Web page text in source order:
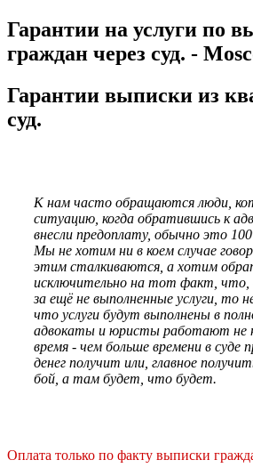
Гарантии на услуги по
граждан через суд. -
Гарантии выписки из
суд.
К нам часто обращаются люди,
ситуацию, когда обратившись к
внесли предоплату, обычно это
Мы не хотим ни в коем случае
этим сталкиваются, а хотим
исключительно на тот факт, что,
за ещё не выполненные услуги, то
что услуги будут выполнены в
адвокаты и юристы работают не
время - чем больше времени в суде
денег получит или, главное
бой, а там будет, что будет.
Оплата только по факту выписки